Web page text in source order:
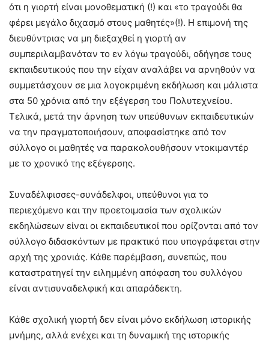
ότι η γιορτή είναι μονοθεματική (!) και «το τραγούδι θα
φέρει μεγάλο διχασμό στους μαθητές»(!). Η επιμονή της
διευθύντριας να μη διεξαχθεί η γιορτή αν
συμπεριλαμβανόταν το εν λόγω τραγούδι, οδήγησε τους
εκπαιδευτικούς που την είχαν αναλάβει να αρνηθούν να
συμμετάσχουν σε μια λογοκριμένη εκδήλωση και μάλιστα
στα 50 χρόνια από την εξέγερση του Πολυτεχνείου.
Τελικά, μετά την άρνηση των υπεύθυνων εκπαιδευτικών
να την πραγματοποιήσουν, αποφασίστηκε από τον
σύλλογο οι μαθητές να παρακολουθήσουν ντοκιμαντέρ
με το χρονικό της εξέγερσης.
Συναδέλφισσες-συνάδελφοι, υπεύθυνοι για το
περιεχόμενο και την προετοιμασία των σχολικών
εκδηλώσεων είναι οι εκπαιδευτικοί που ορίζονται από τον
σύλλογο διδασκόντων με πρακτικό που υπογράφεται στην
αρχή της χρονιάς. Κάθε παρέμβαση, συνεπώς, που
καταστρατηγεί την ειλημμένη απόφαση του συλλόγου
είναι αντισυναδελφική και απαράδεκτη.
Κάθε σχολική γιορτή δεν είναι μόνο εκδήλωση ιστορικής
μνήμης, αλλά ενέχει και τη δυναμική της ιστορικής